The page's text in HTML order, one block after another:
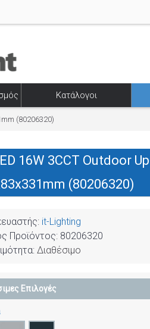
Κατάλογοι
(80206320)
16W 3CCT Outdoor
(80206320)
it-Lighting
Προϊόντος: 80206320
Διαθέσιμο
Επιλογές